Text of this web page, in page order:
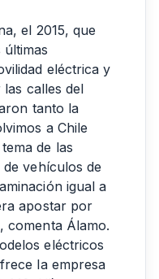
el 2015, que
eléctrica y
calles del
tanto la
a Chile
de las
vehículos de
igual a
apostar por
comenta Álamo.
eléctricos
la empresa